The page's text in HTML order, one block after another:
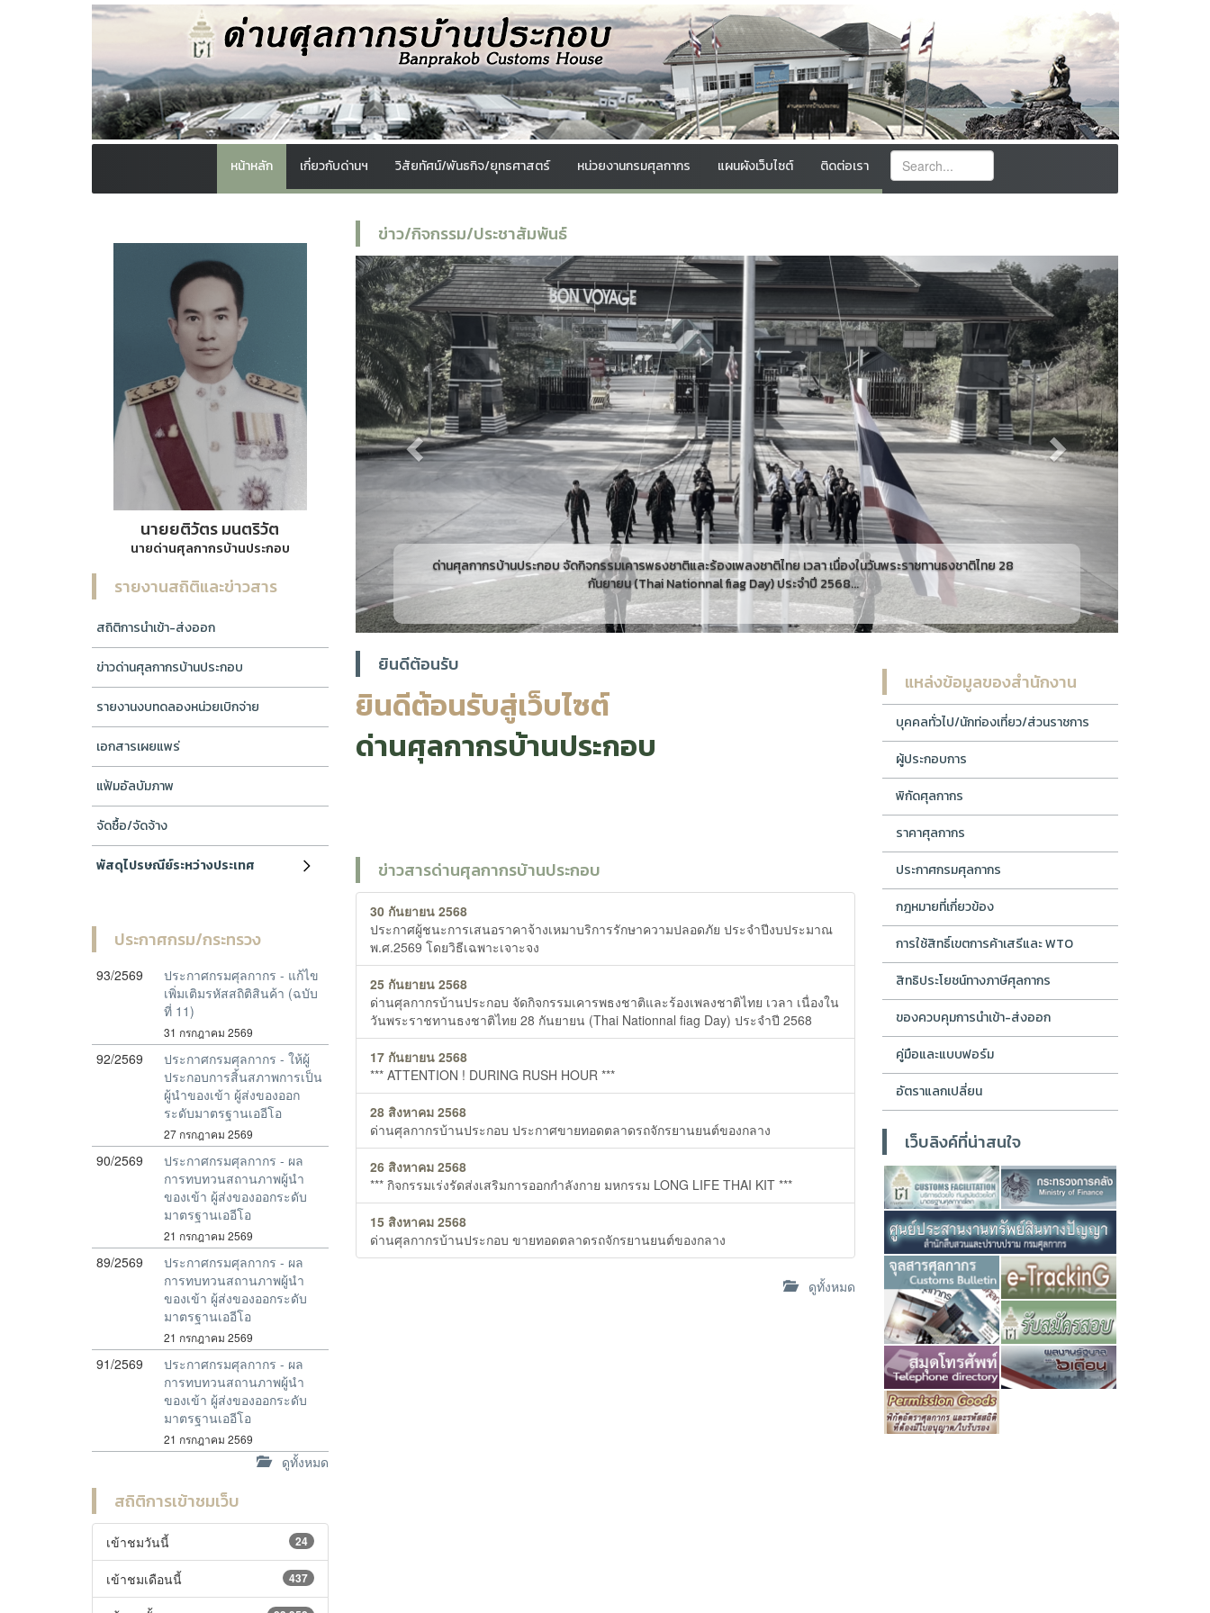
หน้าหลัก เกี่ยวกับด่านฯ วิสัยทัศน์/พันธกิจ/ยุทธศาสตร์ หน่วยงานกรมศุลกากร แผนผังเว็บไซต์ ติดต่อเรา
นายยติวัตร มนตริวัต
นายด่านศุลกากรบ้านประกอบ
รายงานสถิติและข่าวสาร
สถิติการนำเข้า-ส่งออก
ข่าวด่านศุลกากรบ้านประกอบ
รายงานงบทดลองหน่วยเบิกจ่าย
เอกสารเผยแพร่
แฟ้มอัลบัมภาพ
จัดซื้อ/จัดจ้าง
พัสดุไปรษณีย์ระหว่างประเทศ
ประกาศกรม/กระทรวง
93/2569
ประกาศกรมศุลกากร - แก้ไข
เพิ่มเติมรหัสสถิติสินค้า (ฉบับ
ที่ 11)
31 กรกฎาคม 2569
92/2569
ประกาศกรมศุลกากร - ให้ผู้
ประกอบการสิ้นสภาพการเป็น
ผู้นำของเข้า ผู้ส่งของออก
ระดับมาตรฐานเออีโอ
27 กรกฎาคม 2569
90/2569
ประกาศกรมศุลกากร - ผล
การทบทวนสถานภาพผู้นำ
ของเข้า ผู้ส่งของออกระดับ
มาตรฐานเออีโอ
21 กรกฎาคม 2569
89/2569
ประกาศกรมศุลกากร - ผล
การทบทวนสถานภาพผู้นำ
ของเข้า ผู้ส่งของออกระดับ
มาตรฐานเออีโอ
21 กรกฎาคม 2569
91/2569
ประกาศกรมศุลกากร - ผล
การทบทวนสถานภาพผู้นำ
ของเข้า ผู้ส่งของออกระดับ
มาตรฐานเออีโอ
21 กรกฎาคม 2569
ดูทั้งหมด
สถิติการเข้าชมเว็บ
24
เข้าชมวันนี้
437
เข้าชมเดือนนี้
ข่าว/กิจกรรม/ประชาสัมพันธ์
ด่านศุลกากรบ้านประกอบ จัดกิจกรรมเคารพธงชาติและร้องเพลงชาติไทย เวลา เนื่องในวันพระราชทานธงชาติไทย 28
กันยายน (Thai Nationnal fiag Day) ประจำปี 2568...
Previous Next
ยินดีต้อนรับ
ยินดีต้อนรับสู่เว็บไซต์
ด่านศุลกากรบ้านประกอบ
ข่าวสารด่านศุลกากรบ้านประกอบ
30 กันยายน 2568
ประกาศผู้ชนะการเสนอราคาจ้างเหมาบริการรักษาความปลอดภัย ประจำปีงบประมาณ
พ.ศ.2569 โดยวิธีเฉพาะเจาะจง
25 กันยายน 2568
ด่านศุลกากรบ้านประกอบ จัดกิจกรรมเคารพธงชาติและร้องเพลงชาติไทย เวลา เนื่องใน
วันพระราชทานธงชาติไทย 28 กันยายน (Thai Nationnal fiag Day) ประจำปี 2568
17 กันยายน 2568
*** ATTENTION ! DURING RUSH HOUR ***
28 สิงหาคม 2568
ด่านศุลกากรบ้านประกอบ ประกาศขายทอดตลาดรถจักรยานยนต์ของกลาง
26 สิงหาคม 2568
*** กิจกรรมเร่งรัดส่งเสริมการออกกำลังกาย มหกรรม LONG LIFE THAI KIT ***
15 สิงหาคม 2568
ด่านศุลกากรบ้านประกอบ ขายทอดตลาดรถจักรยานยนต์ของกลาง
ดูทั้งหมด
แหล่งข้อมูลของสำนักงาน
บุคคลทั่วไป/นักท่องเที่ยว/ส่วนราชการ
ผู้ประกอบการ
พิกัดศุลกากร
ราคาศุลกากร
ประกาศกรมศุลกากร
กฎหมายที่เกี่ยวข้อง
การใช้สิทธิ์เขตการค้าเสรีและ WTO
สิทธิประโยชน์ทางภาษีศุลกากร
ของควบคุมการนำเข้า-ส่งออก
คู่มือและแบบฟอร์ม
อัตราแลกเปลี่ยน
เว็บลิงค์ที่น่าสนใจ